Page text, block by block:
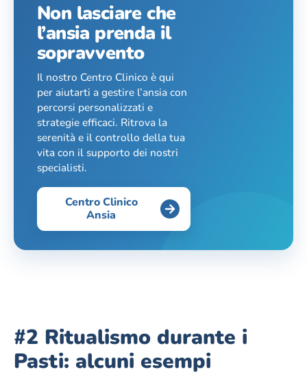
Non lasciare che
l’ansia prenda il
sopravvento
Il nostro Centro Clinico è qui
per aiutarti a gestire l’ansia con
percorsi personalizzati e
strategie efficaci. Ritrova la
serenità e il controllo della tua
vita con il supporto dei nostri
specialisti.
Centro Clinico
Ansia
#2 Ritualismo durante i
Pasti: alcuni esempi